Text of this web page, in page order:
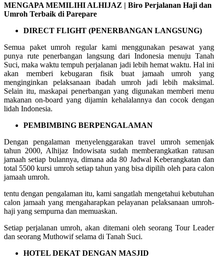
MENGAPA MEMILIHI ALHIJAZ | Biro Perjalanan Haji dan
Umroh Terbaik di Parepare
DIRECT FLIGHT (PENERBANGAN LANGSUNG)
Semua paket umroh regular kami menggunakan pesawat yang
punya rute penerbangan langsung dari Indonesia menuju Tanah
Suci, maka waktu tempuh perjalanan jadi lebih hemat waktu. Hal ini
akan memberi kebugaran fisik buat jamaah umroh yang
menginginkan pelaksanaan ibadah umroh jadi lebih maksimal.
Selain itu, maskapai penerbangan yang digunakan memberi menu
makanan on-board yang dijamin kehalalannya dan cocok dengan
lidah Indonesia.
PEMBIMBING BERPENGALAMAN
Dengan pengalaman menyelenggarakan travel umroh semenjak
tahun 2000, Alhijaz Indowisata sudah memberangkatkan ratusan
jamaah setiap bulannya, dimana ada 80 Jadwal Keberangkatan dan
total 5500 kursi umroh setiap tahun yang bisa dipilih oleh para calon
jamaah umroh.
tentu dengan pengalaman itu, kami sangatlah mengetahui kebutuhan
calon jamaah yang mengaharapkan pelayanan pelaksanaan umroh-
haji yang sempurna dan memuaskan.
Setiap perjalanan umroh, akan ditemani oleh seorang Tour Leader
dan seorang Muthowif selama di Tanah Suci.
HOTEL DEKAT DENGAN MASJID